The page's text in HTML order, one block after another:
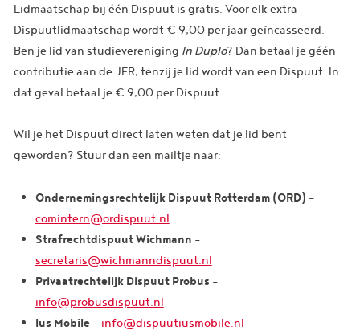
Lidmaatschap bij één Dispuut is gratis. Voor elk extra
Dispuutlidmaatschap wordt € 9,00 per jaar geïncasseerd.
Ben je lid van studievereniging In Duplo? Dan betaal je géén
contributie aan de JFR, tenzij je lid wordt van een Dispuut. In
dat geval betaal je € 9,00 per Dispuut.
Wil je het Dispuut direct laten weten dat je lid bent
geworden? Stuur dan een mailtje naar:
Ondernemingsrechtelijk Dispuut Rotterdam (ORD) –
comintern@ordispuut.nl
Strafrechtdispuut Wichmann –
secretaris@wichmanndispuut.nl
Privaatrechtelijk Dispuut Probus –
info@probusdispuut.nl
Ius Mobile– info@dispuutiusmobile.nl